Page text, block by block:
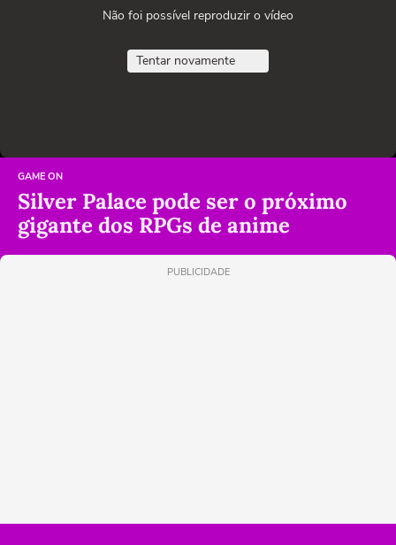
Não foi possível reproduzir o vídeo
Tentar novamente
GAME ON
Silver Palace pode ser o próximo
gigante dos RPGs de anime
PUBLICIDADE